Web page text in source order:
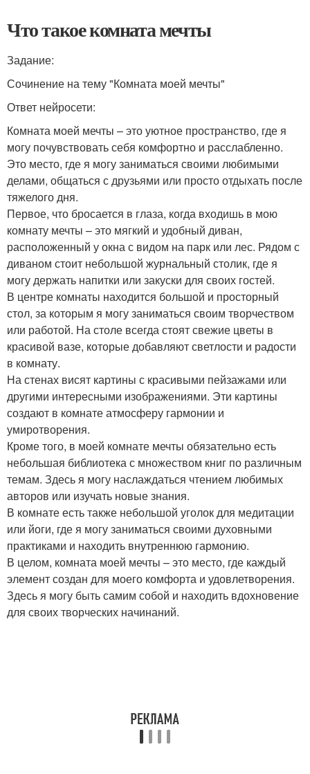
Что такое комната мечты
Задание:
Сочинение на тему "Комната моей мечты"
Ответ нейросети:
Комната моей мечты – это уютное пространство, где я
могу почувствовать себя комфортно и расслабленно.
Это место, где я могу заниматься своими любимыми
делами, общаться с друзьями или просто отдыхать после
тяжелого дня.
Первое, что бросается в глаза, когда входишь в мою
комнату мечты – это мягкий и удобный диван,
расположенный у окна с видом на парк или лес. Рядом с
диваном стоит небольшой журнальный столик, где я
могу держать напитки или закуски для своих гостей.
В центре комнаты находится большой и просторный
стол, за которым я могу заниматься своим творчеством
или работой. На столе всегда стоят свежие цветы в
красивой вазе, которые добавляют светлости и радости
в комнату.
На стенах висят картины с красивыми пейзажами или
другими интересными изображениями. Эти картины
создают в комнате атмосферу гармонии и
умиротворения.
Кроме того, в моей комнате мечты обязательно есть
небольшая библиотека с множеством книг по различным
темам. Здесь я могу наслаждаться чтением любимых
авторов или изучать новые знания.
В комнате есть также небольшой уголок для медитации
или йоги, где я могу заниматься своими духовными
практиками и находить внутреннюю гармонию.
В целом, комната моей мечты – это место, где каждый
элемент создан для моего комфорта и удовлетворения.
Здесь я могу быть самим собой и находить вдохновение
для своих творческих начинаний.